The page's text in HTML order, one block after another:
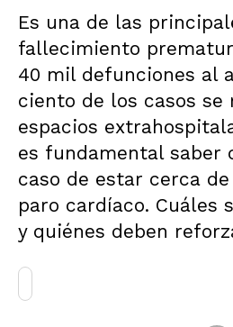
Es una de las
fallecimiento
40 mil defunciones al
ciento de los casos se
espacios
es fundamental saber
caso de estar cerca
paro cardíaco. Cuáles
y quiénes deben